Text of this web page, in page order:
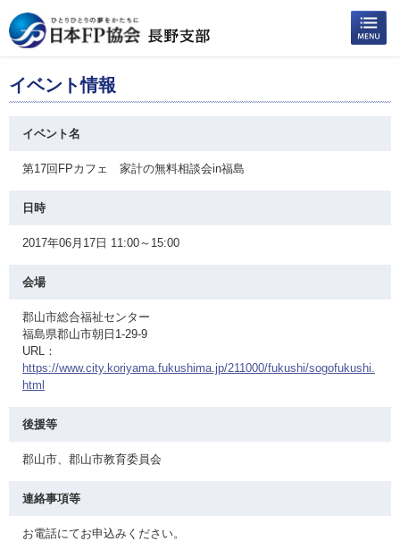
イベント情報
イベント名
第17回FPカフェ 家計の無料相談会in福島
日時
2017年06月17日 11:00～15:00
会場
郡山市総合福祉センター
福島県郡山市朝日1-29-9
URL：
https://www.city.koriyama.fukushima.jp/211000/fukushi/sogofukushi.
html
後援等
郡山市、郡山市教育委員会
連絡事項等
お電話にてお申込みください。